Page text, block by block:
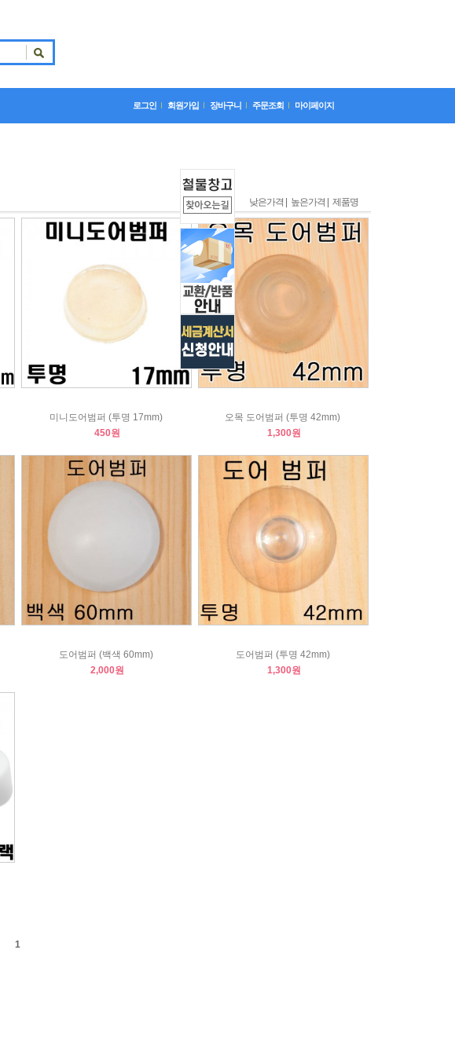
로그인 회원가입 장바구니 주문조회 마이페이지
낮은가격 | 높은가격 | 제품명
미니도어범퍼 (투명 17mm)
450원
오목 도어범퍼 (투명 42mm)
1,300원
도어범퍼 (백색 60mm)
2,000원
도어범퍼 (투명 42mm)
1,300원
1